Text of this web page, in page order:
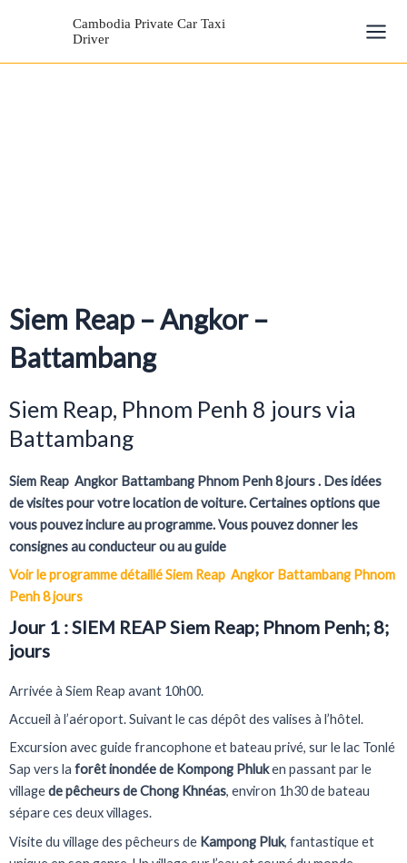
Cambodia Private Car Taxi
Driver
Siem Reap – Angkor –
Battambang
Siem Reap, Phnom Penh 8 jours via
Battambang
Siem Reap Angkor Battambang Phnom Penh 8 jours . Des idées
de visites pour votre location de voiture.Certaines options que
vous pouvez inclure au programme.Vous pouvez donner les
consignes au conducteur ou au guide
Voir le programme détaillé Siem Reap Angkor Battambang Phnom
Penh 8 jours
Jour 1 :SIEM REAP Siem Reap; Phnom Penh; 8;
jours
Arrivée à Siem Reap avant 10h00.
Accueil à l’aéroport. Suivant le cas dépôt des valises à l’hôtel.
Excursion avec guide francophone et bateau privé, sur le lac Tonlé
Sap vers la forêt inondée de Kompong Phluken passant par le
villagede pêcheurs de Chong Khnéas, environ 1h30 de bateau
sépare ces deux villages.
Visite du village des pêcheurs de Kampong Pluk, fantastique et